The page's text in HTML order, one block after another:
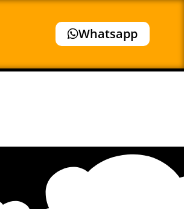
Whatsapp